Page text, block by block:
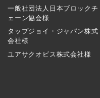
一般社団法人日本ブロックチ
ェーン協会様
タップジョイ・ジャパン株式
会社様
ユアサクオビス株式会社様